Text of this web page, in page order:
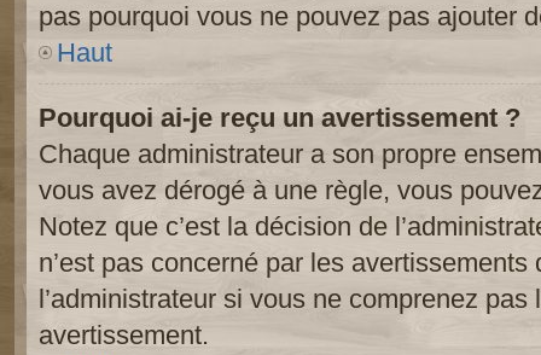
pas pourquoi vous ne pouvez pas ajouter
Haut
Pourquoi ai-je reçu un avertissement ?
Chaque administrateur a son propre
vous avez dérogé à une règle, vous
Notez que c’est la décision de
n’est pas concerné par les avertissements
l’administrateur si vous ne comprenez
avertissement.